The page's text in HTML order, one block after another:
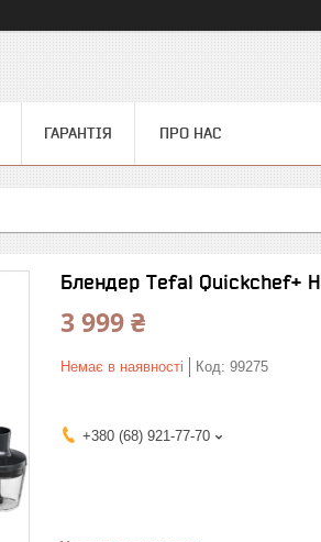
ГАРАНТІЯ ПРО НАС
Блендер Tefal Quickchef+
3 999 ₴
Немає в наявності Код: 99275
+380 (68) 921-77-70